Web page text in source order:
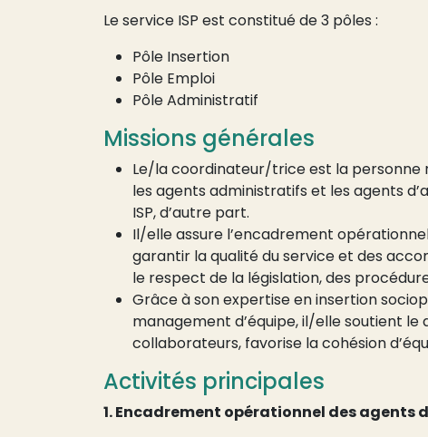
Le service ISP est constitué de 3 pôles :
Pôle Insertion
Pôle Emploi
Pôle Administratif
Missions générales
Le/la coordinateur/trice est la personne
les agents administratifs et les agents
ISP, d’autre part.
Il/elle assure l’encadrement
garantir la qualité du service et des
le respect de la législation, des
Grâce à son expertise en insertion
management d’équipe, il/elle soutient
collaborateurs, favorise la cohésion
Activités principales
1. Encadrement opérationnel des agents